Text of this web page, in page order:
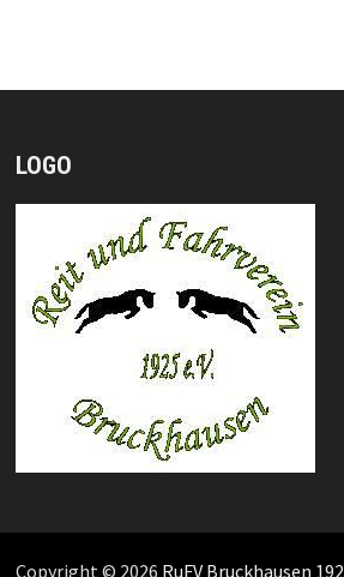
LOGO
Copyright © 2026 RuFV Bruckhausen